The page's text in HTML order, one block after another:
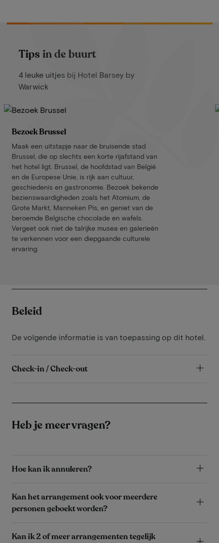
Tips in de buurt
4 leuke uitjes bij Hotel Barsey by
Warwick
Bezoek Brussel
Maak een uitstapje naar de bruisende stad
Brussel, die op slechts een korte rijafstand van
het hotel ligt. Brussel, de hoofdstad van België
en de Europese Unie, is rijk aan cultuur,
geschiedenis en gastronomie. Bezoek bekende
bezienswaardigheden zoals het Atomium, de
Grote Markt, Manneken Pis, en geniet van de
beroemde Belgische chocolade en wafels.
Vergeet ook niet de talrijke musea en galerieën
te verkennen voor een diepgaande culturele
ervaring.
Beleid
De volgende informatie is van toepassing op dit hotel.
Check-in / Check-out
Heb je meer vragen?
Hoe kan ik annuleren?
Kan het arrangement ook voor meerdere
personen geboekt worden?
Kan ik 2 of meer arrangementen tegelijk